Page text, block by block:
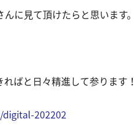
に見て頂けたらと思います。
ばと日々精進して参ります！
202202